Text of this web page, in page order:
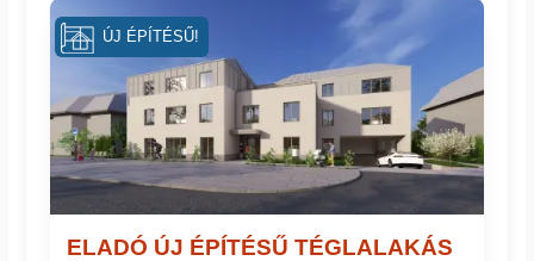
ELADÓ ÚJ ÉPÍTÉSŰ TÉGLALAKÁS
ÚJ ÉPÍTÉSŰ!